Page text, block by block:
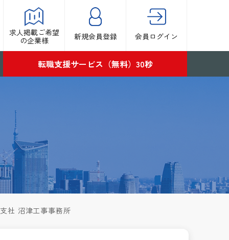
求人掲載ご希望
の企業様
新規会員登録 会員ログイン
転職支援サービス（無料）30秒
社 沼津工事事務所